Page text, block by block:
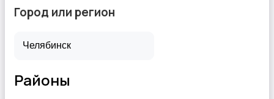
Услуги швеи
Город или регион
Районы